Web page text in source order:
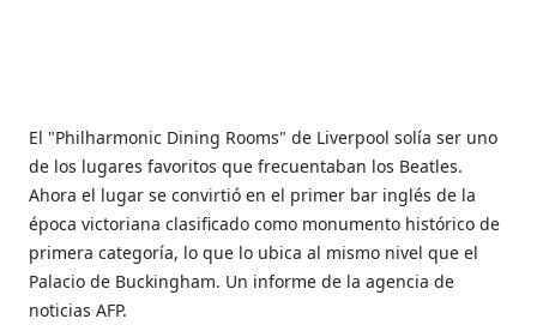
El "Philharmonic Dining Rooms" de Liverpool solía ser uno
de los lugares favoritos que frecuentaban los Beatles.
Ahora el lugar se convirtió en el primer bar inglés de la
época victoriana clasificado como monumento histórico de
primera categoría, lo que lo ubica al mismo nivel que el
Palacio de Buckingham. Un informe de la agencia de
noticias AFP.